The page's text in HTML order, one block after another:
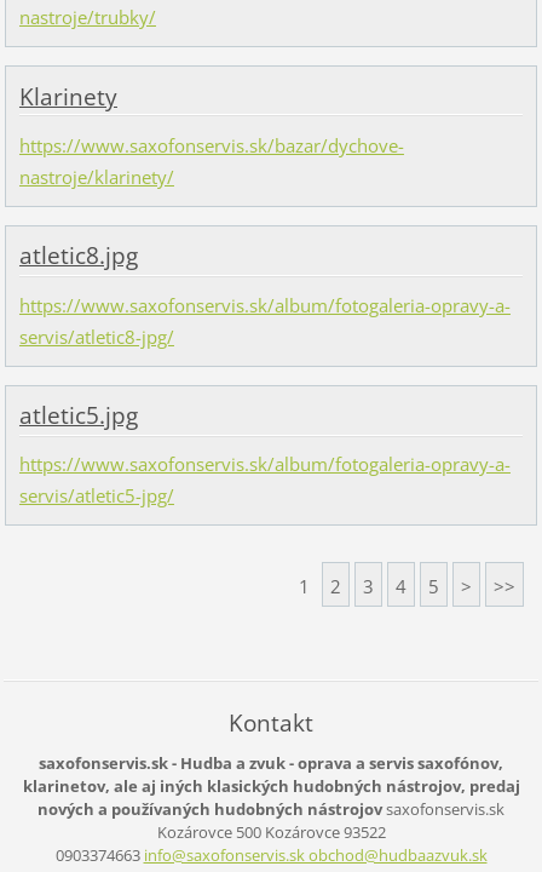
nastroje/trubky/
Klarinety
https://www.saxofonservis.sk/bazar/dychove-
nastroje/klarinety/
atletic8.jpg
https://www.saxofonservis.sk/album/fotogaleria-opravy-a-
servis/atletic8-jpg/
atletic5.jpg
https://www.saxofonservis.sk/album/fotogaleria-opravy-a-
servis/atletic5-jpg/
1 2 3 4 5 > >>
Kontakt
saxofonservis.sk - Hudba a zvuk - oprava a servis saxofónov,
klarinetov, ale aj iných klasických hudobných nástrojov, predaj
nových a používaných hudobných nástrojovsaxofonservis.sk
Kozárovce 500Kozárovce93522
0903374663 info@saxofonservis.sk obchod@hudbaazvuk.sk